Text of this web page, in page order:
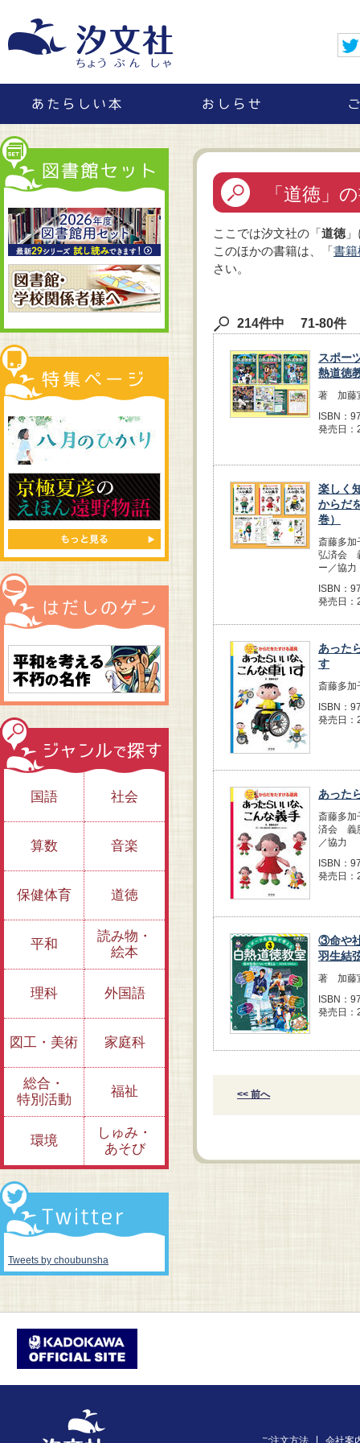
「道徳」
ここでは汐文社の「道徳
このほかの書籍は、「書
さい。
214件中 71-80件
スポー
熱道徳
著 加藤
ISBN：
発売日：
楽しく
からだ
巻）
斎藤多
弘済会
ー／協力
ISBN：
発売日：
あった
す
斎藤多加
ISBN：
発売日：
あった
斎藤多
済会 義
／協力
ISBN：
発売日：
③命や
羽生結
著 加藤
ISBN：
発売日：
<< 前へ
国語 社会
算数 音楽
保健体育 道徳
平和
読み物・
絵本
理科 外国語
図工・美術 家庭科
総合・
特別活動
福祉
環境
しゅみ・
あそび
Tweets by choubunsha